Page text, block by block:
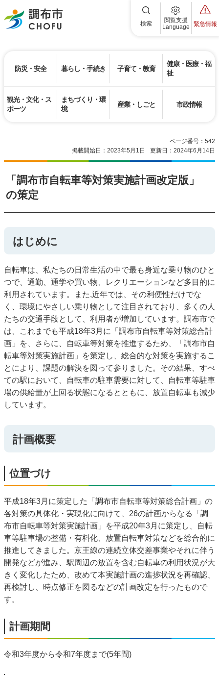
調布市 検索
閲覧支援
Language
緊急情報
防災・安全 暮らし・手続き 子育て・教育
健康・医療・福
祉
観光・文化・ス
ポーツ
まちづくり・環
境
産業・しごと 市政情報
ページ番号：542
掲載開始日：2023年5月1日
更新日：2024年6月14日
「調布市自転車等対策実施計画改定版」
の策定
はじめに
自転車は、私たちの日常生活の中で最も身近な乗り物のひと
つで、通勤、通学や買い物、レクリエーションなど多目的に
利用されています。また,近年では、その利便性だけでな
く、環境にやさしい乗り物として注目されており、多くの人
たちの交通手段として、利用者が増加しています。調布市で
は、これまでも平成18年3月に「調布市自転車等対策総合計
画」を、さらに、自転車等対策を推進するため、「調布市自
転車等対策実施計画」を策定し、総合的な対策を実施するこ
とにより、課題の解決を図って参りました。その結果、すべ
ての駅において、自転車の駐車需要に対して、自転車等駐車
場の供給量が上回る状態になるとともに、放置自転車も減少
しています。
計画概要
位置づけ
平成18年3月に策定した「調布市自転車等対策総合計画」の
各対策の具体化・実現化に向けて、26の計画からなる「調
布市自転車等対策実施計画」を平成20年3月に策定し、自転
車等駐車場の整備・有料化、放置自転車対策などを総合的に
推進してきました。京王線の連続立体交差事業やそれに伴う
開発などが進み、駅周辺の放置を含む自転車の利用状況が大
きく変化したため、改めて本実施計画の進捗状況を再確認、
再検討し、時点修正を図るなどの計画改定を行ったもので
す。
計画期間
令和3年度から令和7年度まで(5年間)